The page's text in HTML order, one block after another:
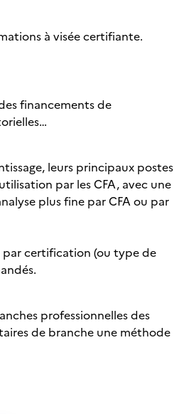
à visée certifiante.
financements de
leurs principaux postes
par les CFA, avec une
plus fine par CFA ou par
par certification (ou type de
professionnelles des
de branche une méthode